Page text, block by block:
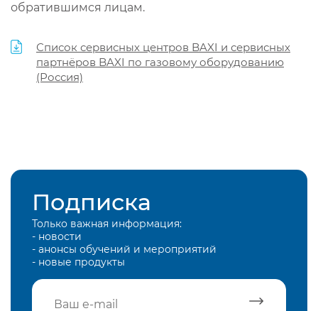
обратившимся лицам.
Список сервисных центров BAXI и сервисных
партнёров BAXI по газовому оборудованию
(Россия)
Подписка
Только важная информация:
- новости
- анонсы обучений и мероприятий
- новые продукты